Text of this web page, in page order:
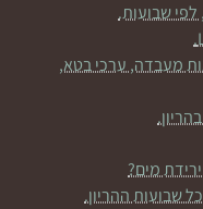
שבועות.
מעבדה, ערכי בטא,
מים?
שבועות ההריון.